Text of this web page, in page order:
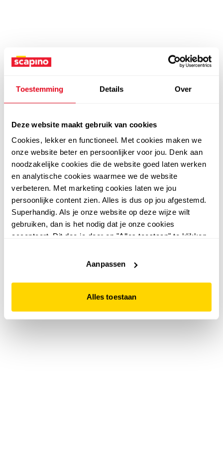
Toestemming Details Over
Deze website maakt gebruik van cookies
Cookies, lekker en functioneel. Met cookies maken we
onze website beter en persoonlijker voor jou. Denk aan
noodzakelijke cookies die de website goed laten werken
en analytische cookies waarmee we de website
verbeteren. Met marketing cookies laten we jou
persoonlijke content zien. Alles is dus op jou afgestemd.
Superhandig. Als je onze website op deze wijze wilt
gebruiken, dan is het nodig dat je onze cookies
accepteert. Dit doe je door op "Alles toestaan" te klikken.
website niet optimaal functioneert.
Aanpassen
Alles toestaan